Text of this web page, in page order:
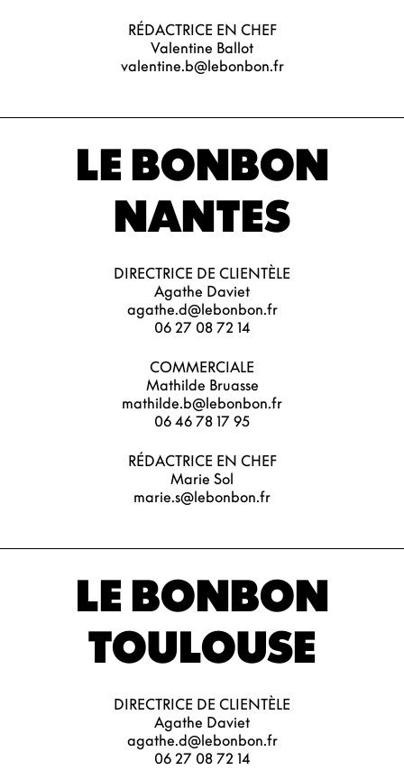
RÉDACTRICE EN CHEF
Valentine Ballot
valentine.b@lebonbon.fr
LE BONBON
NANTES
DIRECTRICE DE CLIENTÈLE
Agathe Daviet
agathe.d@lebonbon.fr
06 27 08 72 14
COMMERCIALE
Mathilde Bruasse
mathilde.b@lebonbon.fr
06 46 78 17 95
RÉDACTRICE EN CHEF
Marie Sol
marie.s@lebonbon.fr
LE BONBON
TOULOUSE
DIRECTRICE DE CLIENTÈLE
Agathe Daviet
agathe.d@lebonbon.fr
06 27 08 72 14